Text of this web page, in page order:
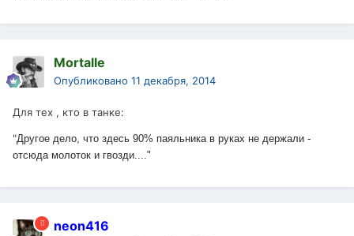
Mortalle
Опубликовано 11 декабря, 2014
Для тех , кто в танке:
"Другое дело, что здесь 90% паяльника в руках не держали -
отсюда молоток и гвозди...."
neon416